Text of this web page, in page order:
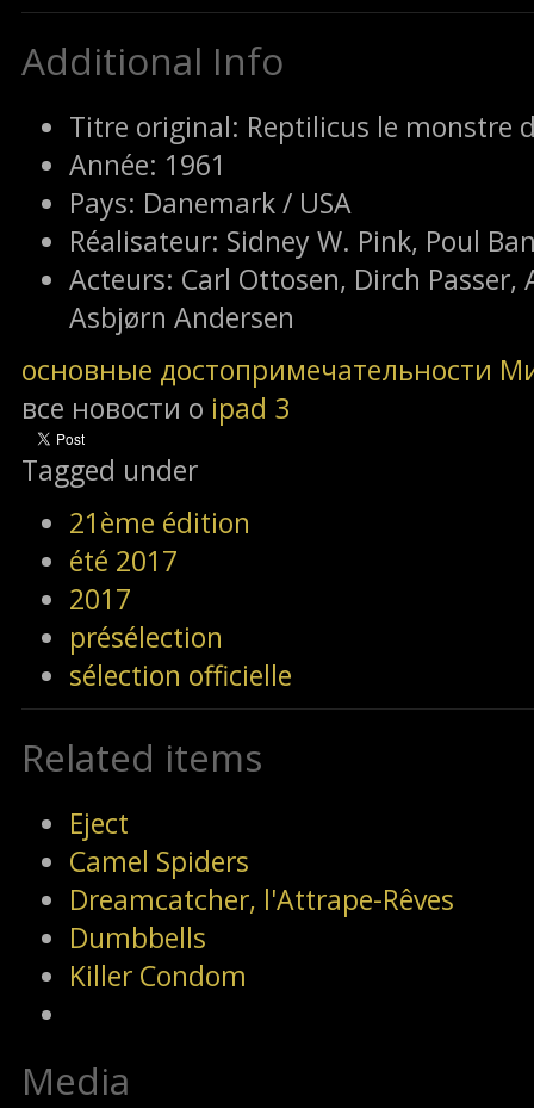
Additional Info
Titre original: Reptilicus le monstre
Année: 1961
Pays: Danemark / USA
Réalisateur: Sidney W. Pink, Poul
Acteurs: Carl Ottosen, Dirch
Asbjørn Andersen
основные достопримечательности
все новости о ipad 3
Tagged under
21ème édition
été 2017
2017
présélection
sélection officielle
Related items
Eject
Camel Spiders
Dreamcatcher, l'Attrape-Rêves
Dumbbells
Killer Condom
Media